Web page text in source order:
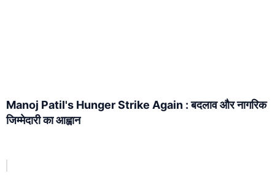
Manoj Patil's Hunger Strike Again : बदलाव और नागरिक
जिम्मेदारी का आह्वान